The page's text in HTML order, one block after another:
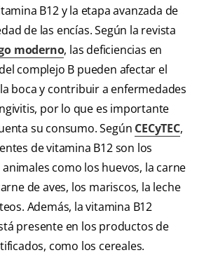
B12 y la etapa avanzada de
de las encías. Según la revista
moderno, las deficiencias en
complejo B pueden afectar el
boca y contribuir a enfermedades
por lo que es importante
su consumo. Según CECyTEC,
de vitamina B12 son los
como los huevos, la carne
de aves, los mariscos, la leche
Además, la vitamina B12
presente en los productos de
como los cereales.